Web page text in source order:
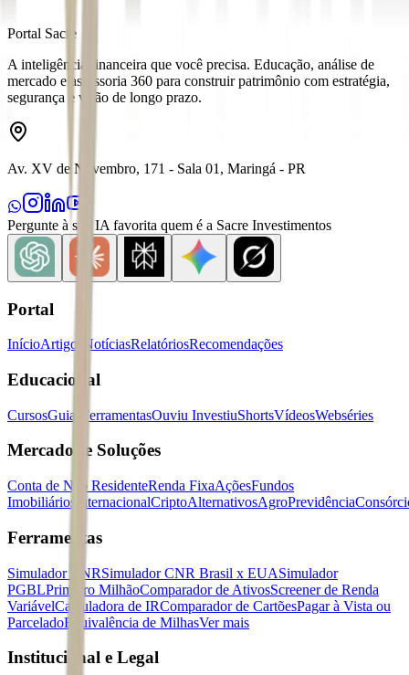
Portal Sacre
A inteligência financeira que você precisa. Educação, análise de
mercado e assessoria 360 para construir patrimônio com estratégia,
segurança e visão de longo prazo.
Av. XV de Novembro, 171 - Sala 01, Maringá - PR
Pergunte à sua IA favorita quem é a Sacre Investimentos
Portal
InícioArtigos NotíciasRelatóriosRecomendações
Educacional
CursosGuias FerramentasOuviu InvestiuShortsVídeosWebséries
Mercados e Soluções
Conta de Não ResidenteRenda FixaAçõesFundos
Imobiliários
InternacionalCriptoAlternativosAgroPrevidência
Ferramentas
Simulador CNRSimulador CNR Brasil x EUASimulador
PGBLPrimeiro MilhãoComparador de AtivosScreener de Renda
VariávelCalculadora de IRComparador de CartõesPagar à Vista ou
ParceladoEquivalência de MilhasVer mais
Institucional e Legal